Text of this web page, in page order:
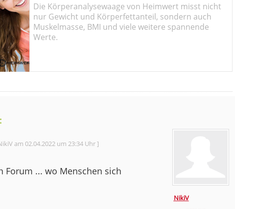
Die Körperanalysewaage von Heimwert misst nicht
nur Gewicht und Körperfettanteil, sondern auch
Muskelmasse, BMI und viele weitere spannende
Werte.
NikiV
am 02.04.2022 um 23:34 Uhr ]
Forum ... wo Menschen sich